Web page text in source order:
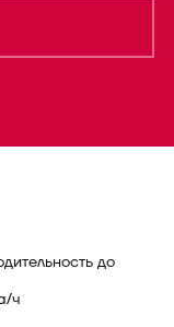
до
ч